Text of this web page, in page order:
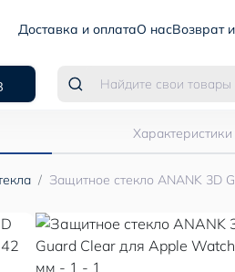
Доставка и оплатаО насВозврат
Защитное стекло ANANK 3D
Характеристики